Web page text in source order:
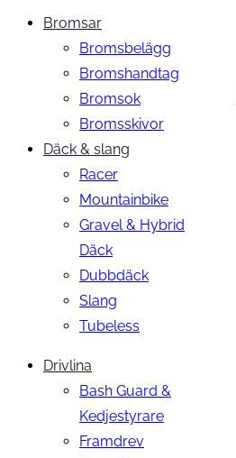
Bromsar
Bromsbelägg
Bromshandtag
Bromsok
Bromsskivor
Däck & slang
Racer
Mountainbike
Gravel & Hybrid
Däck
Dubbdäck
Slang
Tubeless
Drivlina
Bash Guard &
Kedjestyrare
Framdrev